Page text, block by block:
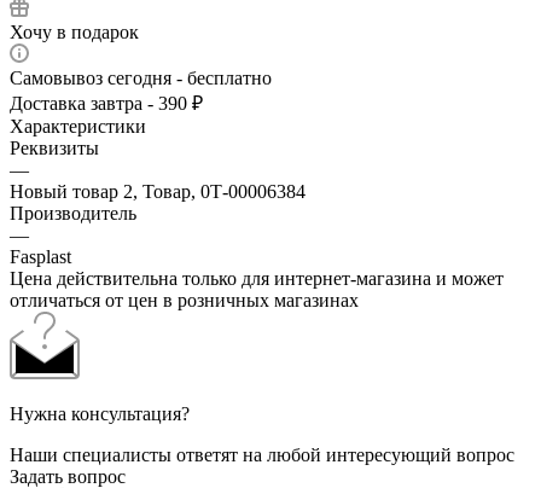
Хочу в подарок
Самовывоз сегодня - бесплатно
Доставка завтра - 390 ₽
Характеристики
Реквизиты
—
Новый товар 2, Товар, 0Т-00006384
Производитель
—
Fasplast
Цена действительна только для интернет-магазина и может
отличаться от цен в розничных магазинах
Нужна консультация?
Наши специалисты ответят на любой интересующий вопрос
Задать вопрос